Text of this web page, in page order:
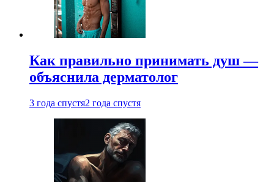
Как правильно принимать душ —
объяснила дерматолог
3 года спустя2 года спустя